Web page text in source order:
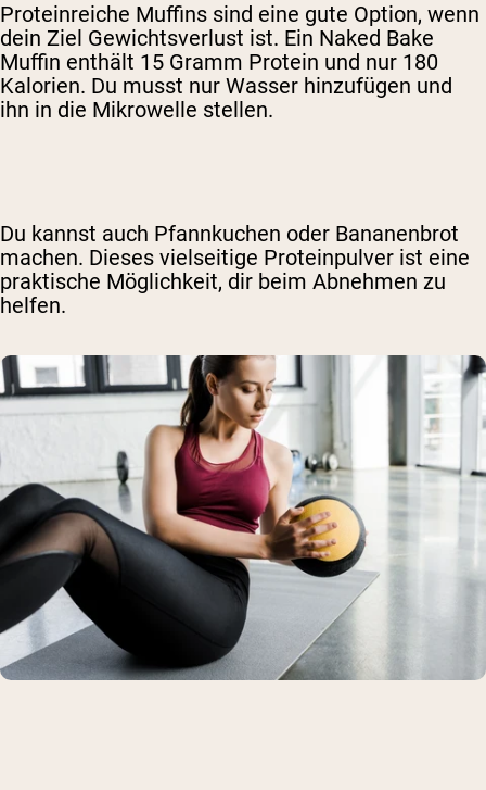
Proteinreiche Muffins sind eine gute Option, wenn
dein Ziel Gewichtsverlust ist. Ein Naked Bake
Muffin enthält 15 Gramm Protein und nur 180
Kalorien. Du musst nur Wasser hinzufügen und
ihn in die Mikrowelle stellen.
Du kannst auch Pfannkuchen oder Bananenbrot
machen. Dieses vielseitige Proteinpulver ist eine
praktische Möglichkeit, dir beim Abnehmen zu
helfen.